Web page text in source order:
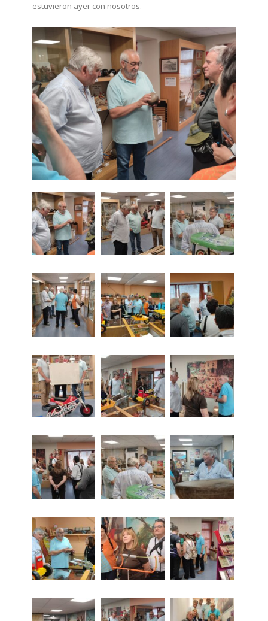
estuvieron ayer con nosotros.